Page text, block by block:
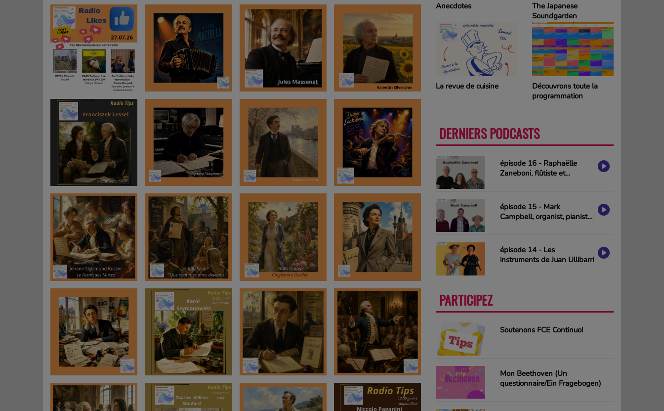
Anecdotes
La revue de cuisine
The Japanese
Découvrons toute la
La Grille des
programmes
DIMANCHE
La Grille des
programmes SAMEDI
DERNIERS PODCASTS
épisode 16 - Raphaëlle
Zaneboni, flûtiste et
épisode 15 - Mark
Campbell, organist, pianist
épisode 14 - Les
instruments de Juan Ullibarri
PARTICIPEZ
Soutenons FCE Continuo!
Mon Beethoven (Un
questionnaire/Ein Fragebogen)